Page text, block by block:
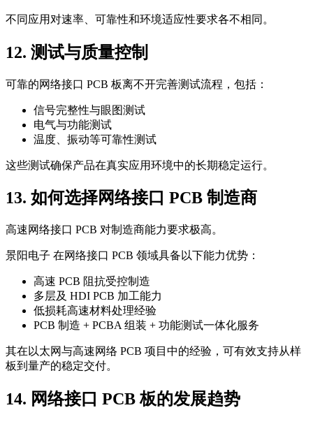
不同应用对速率、可靠性和环境适应性要求各不相同。
12. 测试与质量控制
可靠的网络接口 PCB 板离不开完善测试流程，包括：
信号完整性与眼图测试
电气与功能测试
温度、振动等可靠性测试
这些测试确保产品在真实应用环境中的长期稳定运行。
13. 如何选择网络接口 PCB 制造商
高速网络接口 PCB 对制造商能力要求极高。
景阳电子 在网络接口 PCB 领域具备以下能力优势：
高速 PCB 阻抗受控制造
多层及 HDI PCB 加工能力
低损耗高速材料处理经验
PCB 制造 + PCBA 组装 + 功能测试一体化服务
其在以太网与高速网络 PCB 项目中的经验，可有效支持从样
板到量产的稳定交付。
14. 网络接口 PCB 板的发展趋势